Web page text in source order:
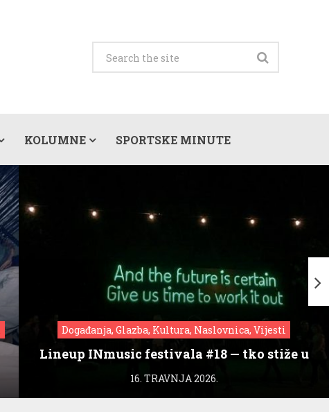
KOLUMNE SPORTSKE MINUTE
Događanja, Glazba, Kultura, Naslovnica, Vijesti
Lineup INmusic festivala #18 — tko stiže u
Zagreb?
16. TRAVNJA 2026.